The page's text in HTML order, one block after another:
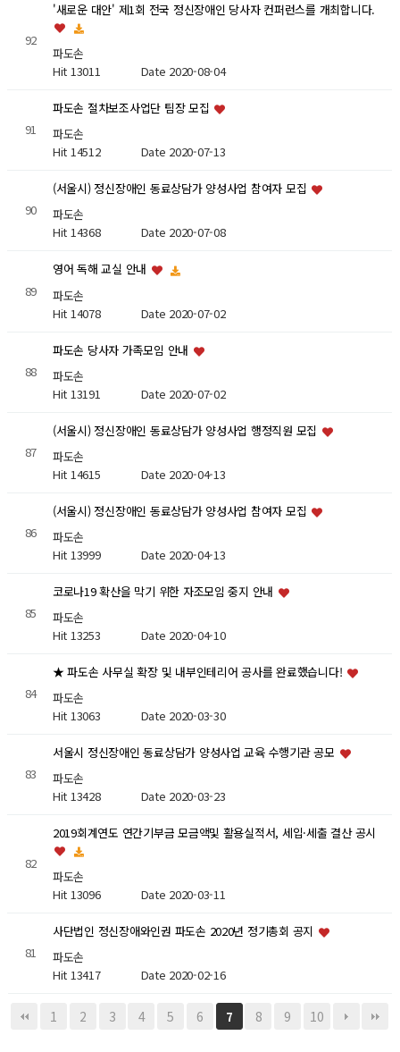
92
'새로운 대안' 제1회 전국 정신장애인 당사자 컨퍼런스를 개최합니다.
파도손
Hit 13011 Date 2020-08-04
91
파도손 절차보조사업단 팀장 모집
파도손
Hit 14512 Date 2020-07-13
90
(서울시) 정신장애인 동료상담가 양성사업 참여자 모집
파도손
Hit 14368 Date 2020-07-08
89
영어 독해 교실 안내
파도손
Hit 14078 Date 2020-07-02
88
파도손 당사자 가족모임 안내
파도손
Hit 13191 Date 2020-07-02
87
(서울시) 정신장애인 동료상담가 양성사업 행정직원 모집
파도손
Hit 14615 Date 2020-04-13
86
(서울시) 정신장애인 동료상담가 양성사업 참여자 모집
파도손
Hit 13999 Date 2020-04-13
85
코로나19 확산을 막기 위한 자조모임 중지 안내
파도손
Hit 13253 Date 2020-04-10
84
★ 파도손 사무실 확장 및 내부인테리어 공사를 완료했습니다!
파도손
Hit 13063 Date 2020-03-30
83
서울시 정신장애인 동료상담가 양성사업 교육 수행기관 공모
파도손
Hit 13428 Date 2020-03-23
82
2019회계연도 연간기부금 모금액및 활용실적서, 세입·세출 결산 공시
파도손
Hit 13096 Date 2020-03-11
81
사단법인 정신장애와인권 파도손 2020년 정기총회 공지
파도손
Hit 13417 Date 2020-02-16
1 2 3 4 5 6 7 8 9 10